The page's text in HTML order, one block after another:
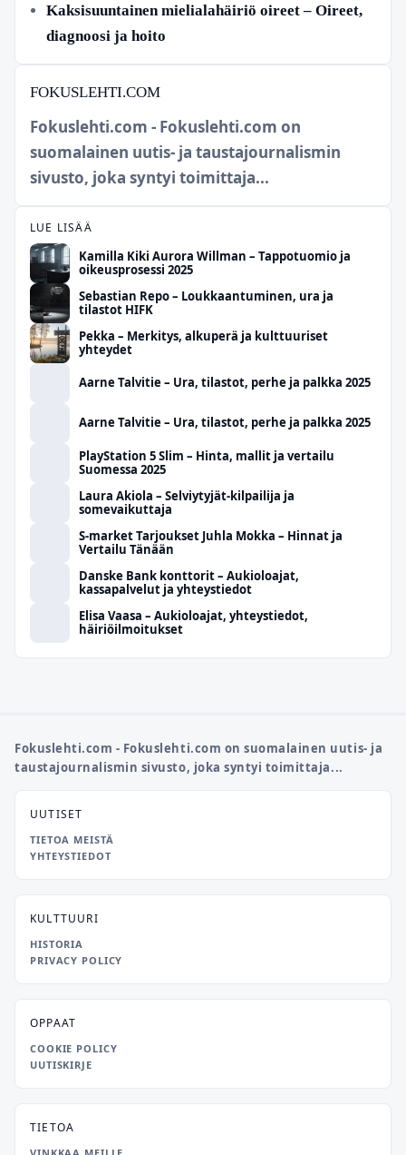
Kaksisuuntainen mielialahäiriö oireet – Oireet,
diagnoosi ja hoito
FOKUSLEHTI.COM
Fokuslehti.com - Fokuslehti.com on
suomalainen uutis- ja taustajournalismin
sivusto, joka syntyi toimittaja...
LUE LISÄÄ
Kamilla Kiki Aurora Willman – Tappotuomio ja
oikeusprosessi 2025
Sebastian Repo – Loukkaantuminen, ura ja
tilastot HIFK
Pekka – Merkitys, alkuperä ja kulttuuriset
yhteydet
Aarne Talvitie – Ura, tilastot, perhe ja palkka 2025
Aarne Talvitie – Ura, tilastot, perhe ja palkka 2025
PlayStation 5 Slim – Hinta, mallit ja vertailu
Suomessa 2025
Laura Akiola – Selviytyjät-kilpailija ja
somevaikuttaja
S-market Tarjoukset Juhla Mokka – Hinnat ja
Vertailu Tänään
Danske Bank konttorit – Aukioloajat,
kassapalvelut ja yhteystiedot
Elisa Vaasa – Aukioloajat, yhteystiedot,
häiriöilmoitukset
Fokuslehti.com - Fokuslehti.com on suomalainen uutis- ja
taustajournalismin sivusto, joka syntyi toimittaja...
UUTISET
TIETOA MEISTÄ
YHTEYSTIEDOT
KULTTUURI
HISTORIA
PRIVACY POLICY
OPPAAT
COOKIE POLICY
UUTISKIRJE
TIETOA